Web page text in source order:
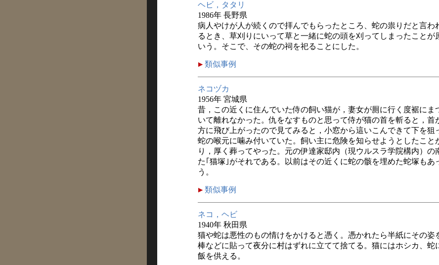
ヘビ，タタリ
1986年 長野県
病人やけが人が続くので拝んでもらったところ、蛇の祟りだと言わ
るとき、草刈りにいって草と一緒に蛇の頭を刈ってしまったことが
いう。そこで、その蛇の祠を祀ることにした。
類似事例
ネコヅカ
1956年 宮城県
昔，この近くに住んでいた侍の飼い猫が，妻女が厠に行く度裾にま
いて離れなかった。仇をなすものと思って侍が猫の首を斬ると，首
方に飛び上がったので見てみると，小窓から這いこんできて下を狙
蛇の喉元に噛み付いていた。飼い主に危険を知らせようとしたこと
り，厚く葬ってやった。元の伊達家邸内（現ウルスラ学院構内）の
た｢猫塚｣がそれである。以前はその近くに蛇の骸を埋めた蛇塚もあ
う。
類似事例
ネコ，ヘビ
1940年 秋田県
猫や蛇は悪性のもの情けをかけると憑く。憑かれたら半紙にその姿
棒などに貼って夜分に村はずれに立てて捨てる。猫にはホシカ、蛇
飯を供える。